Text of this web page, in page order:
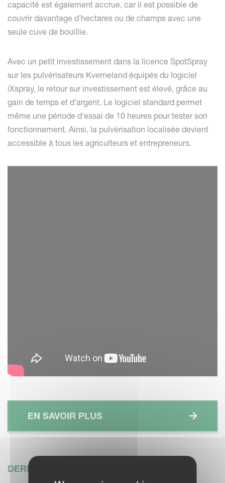
capacité est également accrue, car il est possible de
couvrir davantage d'hectares ou de champs avec une
seule cuve de bouillie.
Avec un petit investissement dans la licence SpotSpray
sur les pulvérisateurs Kverneland équipés du logiciel
iXspray, le retour sur investissement est élevé, grâce au
gain de temps et d'argent. Le logiciel standard permet
même une période d'essai de 10 heures pour tester son
fonctionnement. Ainsi, la pulvérisation localisée devient
accessible à tous les agriculteurs et entrepreneurs.
EN SAVOIR PLUS
DERNIÈRES ACTUALITÉS